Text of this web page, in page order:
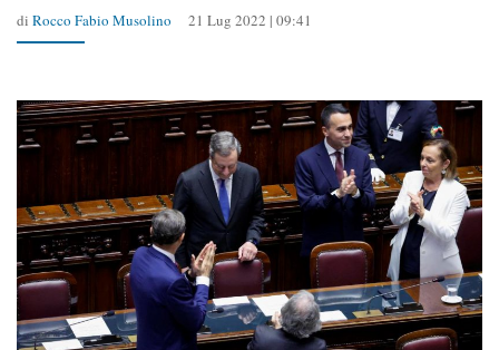
di Rocco Fabio Musolino 21 Lug 2022 | 09:41